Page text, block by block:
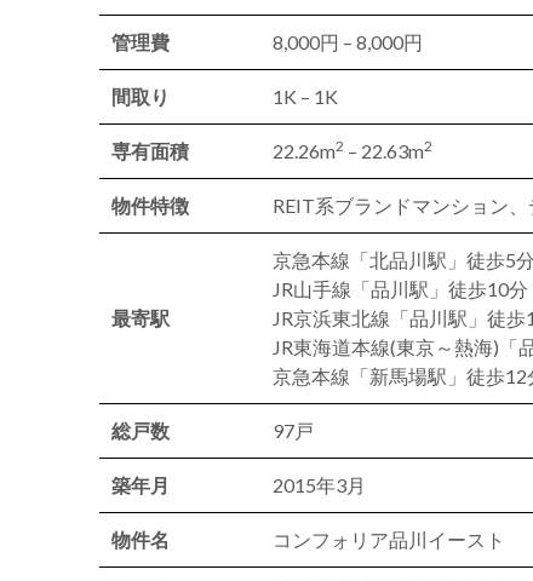
管理費 8,000円 – 8,000円
間取り 1K – 1K
専有面積 22.26m2 – 22.63m2
物件特徴 REIT系ブランドマンション
最寄駅
京急本線「北品川駅」徒歩5分
JR山手線「品川駅」徒歩10分
JR京浜東北線「品川駅」徒歩
JR東海道本線(東京～熱海)「
京急本線「新馬場駅」徒歩12
総戸数 97戸
築年月 2015年3月
物件名 コンフォリア品川イースト